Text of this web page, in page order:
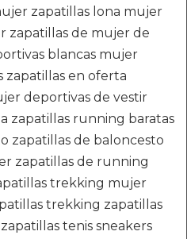
zapatillas lona mujer
zapatillas de mujer de
blancas mujer
zapatillas en oferta
deportivas de vestir
zapatillas running baratas
zapatillas de baloncesto
zapatillas de running
trekking mujer
trekking zapatillas
tenis sneakers